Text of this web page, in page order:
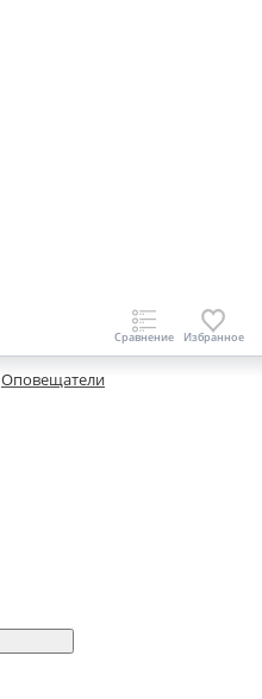
Оповещатели